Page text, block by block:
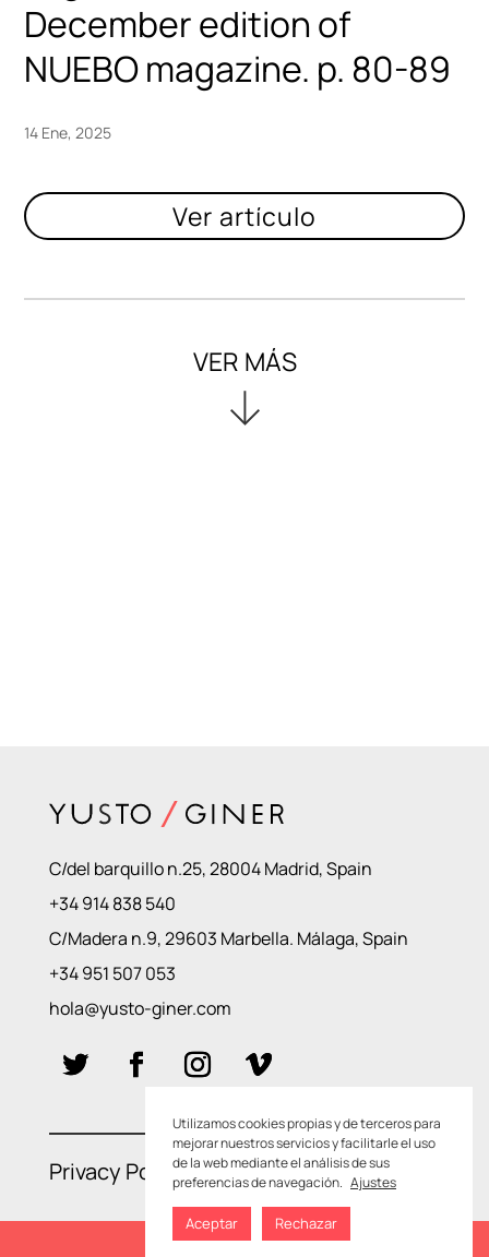
December edition of
NUEBO magazine. p. 80-89
14 Ene, 2025
C/del barquillo n.25, 28004 Madrid, Spain
+34 914 838 540
C/Madera n.9, 29603 Marbella. Málaga, Spain
+34 951 507 053
hola@yusto-giner.com
Privacy Policies–Cookie Policies
Utilizamos cookies propias y de terceros para
mejorar nuestros servicios y facilitarle el uso
de la web mediante el análisis de sus
preferencias de navegación. Ajustes
Aceptar Rechazar